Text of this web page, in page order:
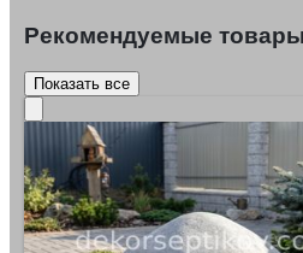
Рекомендуемые товары
Показать все